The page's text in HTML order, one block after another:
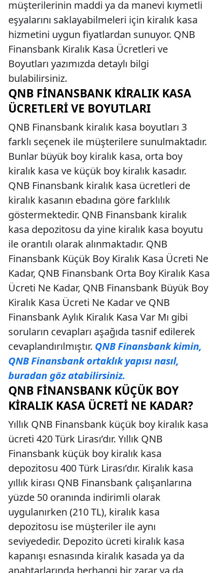
müşterilerinin maddi ya da manevi kıymetli
eşyalarını saklayabilmeleri için kiralık kasa
hizmetini uygun fiyatlardan sunuyor. QNB
Finansbank Kiralık Kasa Ücretleri ve
Boyutları yazımızda detaylı bilgi
bulabilirsiniz.
QNB FINANSBANK KIRALIK KASA
ÜCRETLERI VE BOYUTLARI
QNB Finansbank kiralık kasa boyutları 3
farklı seçenek ile müşterilere sunulmaktadır.
Bunlar büyük boy kiralık kasa, orta boy
kiralık kasa ve küçük boy kiralık kasadır.
QNB Finansbank kiralık kasa ücretleri de
kiralık kasanın ebadına göre farklılık
göstermektedir. QNB Finansbank kiralık
kasa depozitosu da yine kiralık kasa boyutu
ile orantılı olarak alınmaktadır. QNB
Finansbank Küçük Boy Kiralık Kasa Ücreti Ne
Kadar, QNB Finansbank Orta Boy Kiralık Kasa
Ücreti Ne Kadar, QNB Finansbank Büyük Boy
Kiralık Kasa Ücreti Ne Kadar ve QNB
Finansbank Aylık Kiralık Kasa Var Mı gibi
soruların cevapları aşağıda tasnif edilerek
cevaplandırılmıştır. QNB Finansbank kimin,
QNB Finansbank ortaklık yapısı nasıl,
buradan göz atabilirsiniz.
QNB FINANSBANK KÜÇÜK BOY
KIRALIK KASA ÜCRETI NE KADAR?
Yıllık QNB Finansbank küçük boy kiralık kasa
ücreti 420 Türk Lirası’dır. Yıllık QNB
Finansbank küçük boy kiralık kasa
depozitosu 400 Türk Lirası’dır. Kiralık kasa
yıllık kirası QNB Finansbank çalışanlarına
yüzde 50 oranında indirimli olarak
uygulanırken (210 TL), kiralık kasa
depozitosu ise müşteriler ile aynı
seviyededir. Depozito ücreti kiralık kasa
kapanışı esnasında kiralık kasada ya da
anahtarlarında herhangi bir zarar ya da